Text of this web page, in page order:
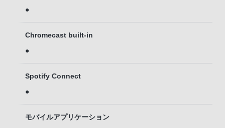
●
Chromecast built-in
●
Spotify Connect
●
モバイルアプリケーション